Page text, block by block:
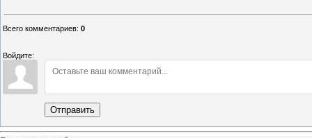
Всего комментариев: 0
Войдите:
Отправить